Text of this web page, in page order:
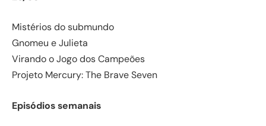
Mistérios do submundo
Gnomeu e Julieta
Virando o Jogo dos Campeões
Projeto Mercury: The Brave Seven
Episódios semanais